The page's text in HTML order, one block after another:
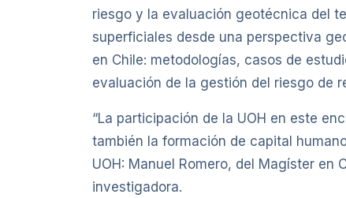
riesgo y la evaluación geotécnica del
superficiales desde una perspectiva
en Chile: metodologías, casos de
evaluación de la gestión del riesgo de
“La participación de la UOH en este
también la formación de capital
UOH: Manuel Romero, del Magíster en
investigadora.